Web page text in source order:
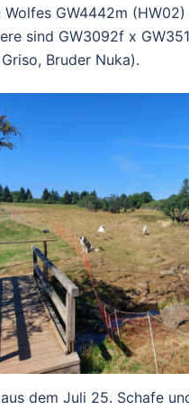
Wolfes GW4442m (HW02)
sind GW3092f x
Bruder Nuka).
dem Juli 25. Schafe